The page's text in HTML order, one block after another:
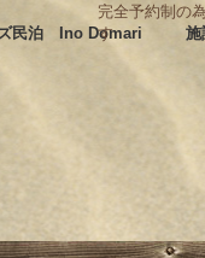
完全予約制の
す
民泊 Ino Domari 施